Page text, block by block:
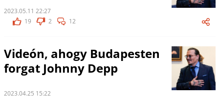
2023.05.11 22:27
19
2 12
Videón, ahogy Budapesten
forgat Johnny Depp
2023.04.25 15:22